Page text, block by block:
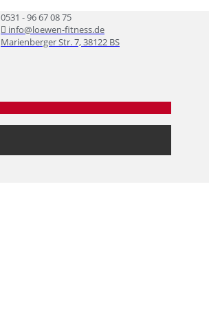
0531 - 96 67 08 75
info@loewen-fitness.de
Marienberger Str. 7, 38122 BS